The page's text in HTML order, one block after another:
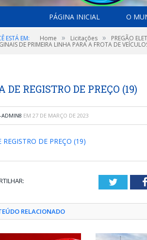
PÁGINA INICIAL O
ESTÁ EM: Home » Licitações » PREGÃO
DE PRIMEIRA LINHA PARA A FROTA DE
DE REGISTRO DE PREÇO (19)
ADMIN8 EM 27 DE MARÇO DE 2023
REGISTRO DE PREÇO (19)
Twitter
RELACIONADO